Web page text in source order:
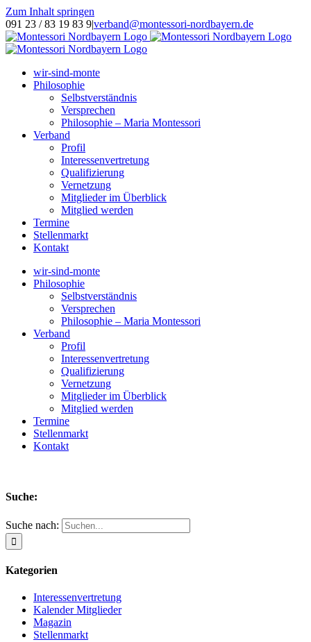
Zum Inhalt springen
091 23 / 83 19 83 9|verband@montessori-nordbayern.de
wir-sind-monte
Philosophie
Selbstverständnis
Versprechen
Philosophie – Maria Montessori
Verband
Profil
Interessenvertretung
Qualifizierung
Vernetzung
Mitglieder im Überblick
Mitglied werden
Termine
Stellenmarkt
Kontakt
wir-sind-monte
Philosophie
Selbstverständnis
Versprechen
Philosophie – Maria Montessori
Verband
Profil
Interessenvertretung
Qualifizierung
Vernetzung
Mitglieder im Überblick
Mitglied werden
Termine
Stellenmarkt
Kontakt
Suche:
Suche nach:
Kategorien
Interessenvertretung
Kalender Mitglieder
Magazin
Stellenmarkt